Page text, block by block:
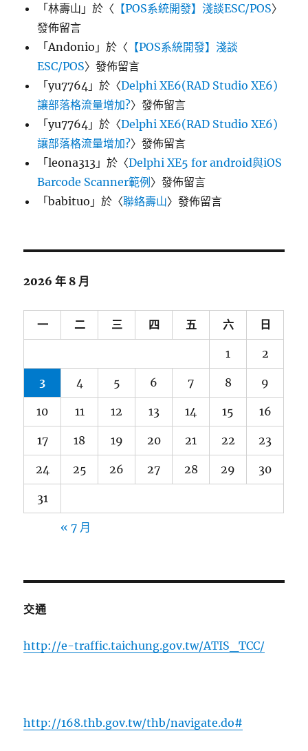
「林壽山 」於〈 【POS系統開發】淺談ESC/POS〉
發佈留言
「Andonio 」於〈 【POS系統開發】淺談
ESC/POS〉發佈留言
「yu7764 」於〈Delphi XE6(RAD Studio XE6)
讓部落格流量增加?〉發佈留言
「yu7764 」於〈Delphi XE6(RAD Studio XE6)
讓部落格流量增加?〉發佈留言
「leona313 」於〈Delphi XE5 for android與iOS
Barcode Scanner範例〉發佈留言
「babituo 」於〈聯絡壽山〉發佈留言
2026 年 8 月
一 二 三 四 五 六 日
1 2
3 4 5 6 7 8 9
10 11 12 13 14 15 16
17 18 19 20 21 22 23
24 25 26 27 28 29 30
31
« 7 月
交通
http://e-traffic.taichung.gov.tw/ATIS_TCC/
http://168.thb.gov.tw/thb/navigate.do#